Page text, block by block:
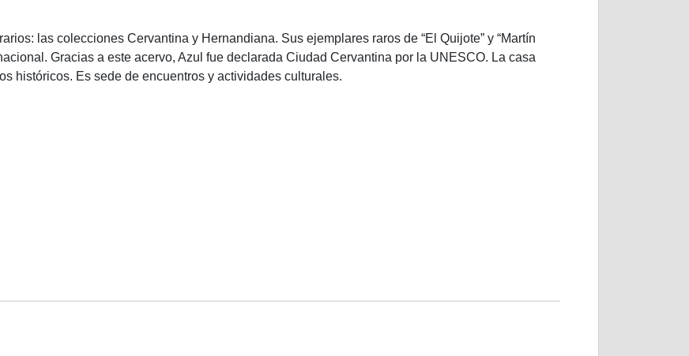
las colecciones Cervantina y Hernandiana. Sus ejemplares raros de “El Quijote” y “Martín
Gracias a este acervo, Azul fue declarada Ciudad Cervantina por la UNESCO. La casa
históricos. Es sede de encuentros y actividades culturales.